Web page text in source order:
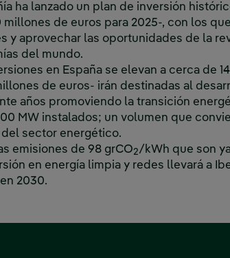
ha lanzado un plan de inversión
millones de euros para 2025-, con los
y aprovechar las oportunidades de la
del mundo.
en España se elevan a cerca de
de euros- irán destinadas al
años promoviendo la transición
MW instalados; un volumen que
sector energético.
emisiones de 98 grCO2/kWh que son
en energía limpia y redes llevará a
2030.